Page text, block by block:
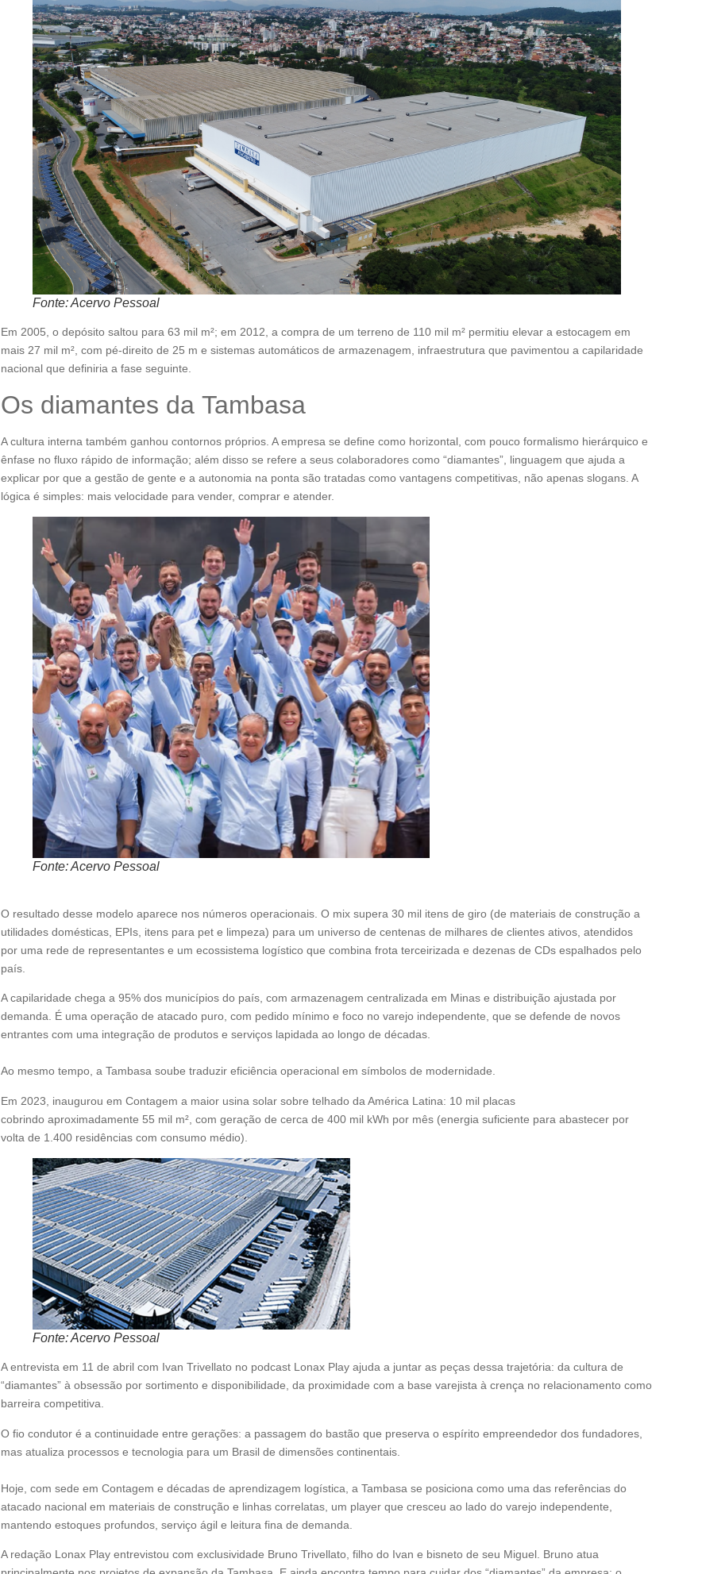
Fonte: Acervo Pessoal
Em 2005, o depósito saltou para 63 mil m²; em 2012, a compra de um terreno de 110 mil m² permitiu elevar a estocagem em
mais 27 mil m², com pé-direito de 25 m e sistemas automáticos de armazenagem, infraestrutura que pavimentou a capilaridade
nacional que definiria a fase seguinte.
Os diamantes da Tambasa
A cultura interna também ganhou contornos próprios. A empresa se define como horizontal, com pouco formalismo hierárquico e
ênfase no fluxo rápido de informação; além disso se refere a seus colaboradores como “diamantes”, linguagem que ajuda a
explicar por que a gestão de gente e a autonomia na ponta são tratadas como vantagens competitivas, não apenas slogans. A
lógica é simples: mais velocidade para vender, comprar e atender.
Fonte: Acervo Pessoal
O resultado desse modelo aparece nos números operacionais. O mix supera 30 mil itens de giro (de materiais de construção a
utilidades domésticas, EPIs, itens para pet e limpeza) para um universo de centenas de milhares de clientes ativos, atendidos
por uma rede de representantes e um ecossistema logístico que combina frota terceirizada e dezenas de CDs espalhados pelo
país.
A capilaridade chega a 95% dos municípios do país, com armazenagem centralizada em Minas e distribuição ajustada por
demanda. É uma operação de atacado puro, com pedido mínimo e foco no varejo independente, que se defende de novos
entrantes com uma integração de produtos e serviços lapidada ao longo de décadas.
Ao mesmo tempo, a Tambasa soube traduzir eficiência operacional em símbolos de modernidade.
Em 2023, inaugurou em Contagem a maior usina solar sobre telhado da América Latina: 10 mil placas
cobrindo aproximadamente 55 mil m², com geração de cerca de 400 mil kWh por mês (energia suficiente para abastecer por
volta de 1.400 residências com consumo médio).
Fonte: Acervo Pessoal
A entrevista em 11 de abril com Ivan Trivellato no podcast Lonax Play ajuda a juntar as peças dessa trajetória: da cultura de
“diamantes” à obsessão por sortimento e disponibilidade, da proximidade com a base varejista à crença no relacionamento como
barreira competitiva.
O fio condutor é a continuidade entre gerações: a passagem do bastão que preserva o espírito empreendedor dos fundadores,
mas atualiza processos e tecnologia para um Brasil de dimensões continentais.
Hoje, com sede em Contagem e décadas de aprendizagem logística, a Tambasa se posiciona como uma das referências do
atacado nacional em materiais de construção e linhas correlatas, um player que cresceu ao lado do varejo independente,
mantendo estoques profundos, serviço ágil e leitura fina de demanda.
A redação Lonax Play entrevistou com exclusividade Bruno Trivellato, filho do Ivan e bisneto de seu Miguel. Bruno atua